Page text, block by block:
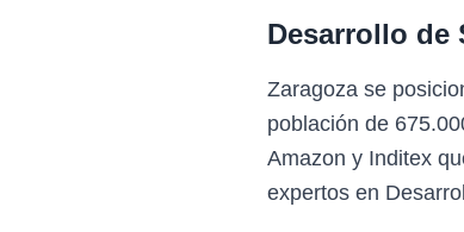
Desarrollo de
Zaragoza se
población de
Amazon y Inditex
expertos en